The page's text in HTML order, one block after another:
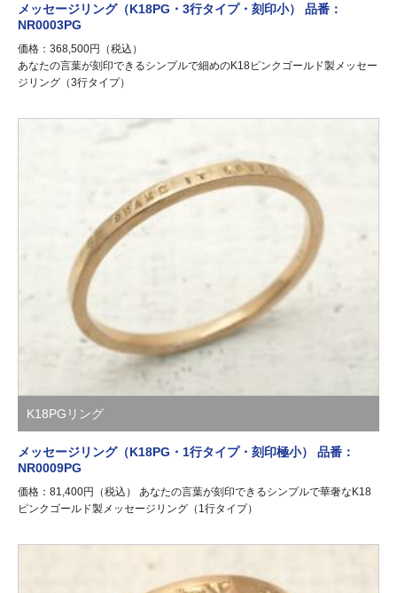
メッセージリング（K18PG・3行タイプ・刻印小） 品番：
NR0003PG
価格：368,500円（税込）
あなたの言葉が刻印できるシンプルで細めのK18ピンクゴールド製メッセー
ジリング（3行タイプ）
K18PGリング
メッセージリング（K18PG・1行タイプ・刻印極小） 品番：
NR0009PG
価格：81,400円（税込） あなたの言葉が刻印できるシンプルで華奢なK18
ピンクゴールド製メッセージリング（1行タイプ）